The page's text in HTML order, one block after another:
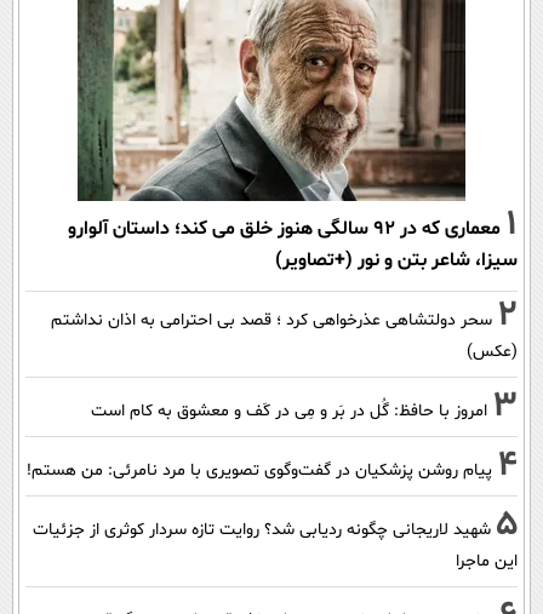
1
معماری که در 92 سالگی هنوز خلق می کند؛ داستان آلوارو
سیزا، شاعر بتن و نور (+تصاویر)
2 سحر دولتشاهی عذرخواهی کرد ؛ قصد بی احترامی به اذان نداشتم
(عکس)
3 امروز با حافظ: گُل در بَر و مِی در کَف و معشوق به کام است
4 پیام روشن پزشکیان در گفت‌و‌گوی تصویری با مرد نامرئی: من هستم!
5 شهید لاریجانی چگونه ردیابی شد؟ روایت تازه سردار کوثری از جزئیات
این ماجرا